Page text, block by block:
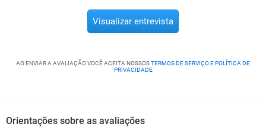
Visualizar entrevista
AO ENVIAR A AVALIAÇÃO VOCÊ ACEITA NOSSOSTERMOS DE SERVIÇO E POLÍTICA DE
PRIVACIDADE
Orientações sobre as avaliações